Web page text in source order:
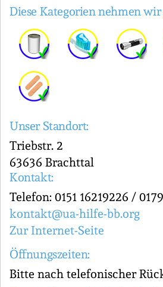
Diese Kategorien nehmen wir
Unser Standort:
Triebstr. 2
63636 Brachttal
Kontakt:
Telefon: 0151 16219226 /
kontakt@ua-hilfe-bb.org
Zur Internet-Seite
Öffnungszeiten:
Bitte nach telefonischer